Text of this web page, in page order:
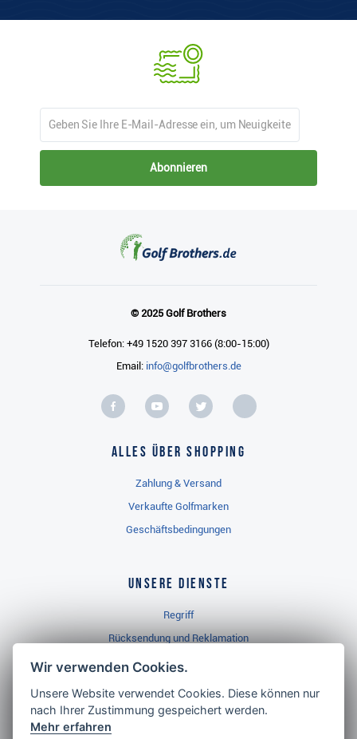
Abonnieren
© 2025 Golf Brothers
Telefon: +49 1520 397 3166 (8:00-15:00)
Email: info@golfbrothers.de
Alles über Shopping
Zahlung & Versand
Verkaufte Golfmarken
Geschäftsbedingungen
Unsere Dienste
Regriff
Rücksendung und Reklamation
Widerrufsbelehrung
Golf Brothers.de
Wir verwenden Cookies.
Unsere Website verwendet Cookies. Diese können nur
nach Ihrer Zustimmung gespeichert werden.
Mehr erfahren